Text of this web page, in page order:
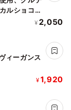
ルショコラ
スイー
¥ 2,050
ィーガンス
¥1,920